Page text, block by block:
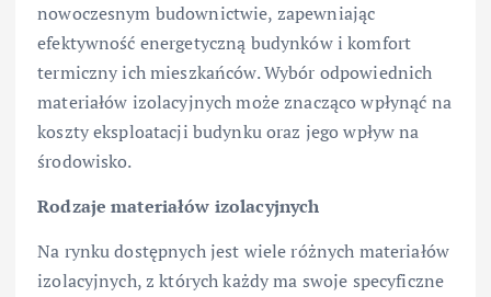
nowoczesnym budownictwie, zapewniając
efektywność energetyczną budynków i komfort
termiczny ich mieszkańców. Wybór odpowiednich
materiałów izolacyjnych może znacząco wpłynąć na
koszty eksploatacji budynku oraz jego wpływ na
środowisko.
Rodzaje materiałów izolacyjnych
Na rynku dostępnych jest wiele różnych materiałów
izolacyjnych, z których każdy ma swoje specyficzne